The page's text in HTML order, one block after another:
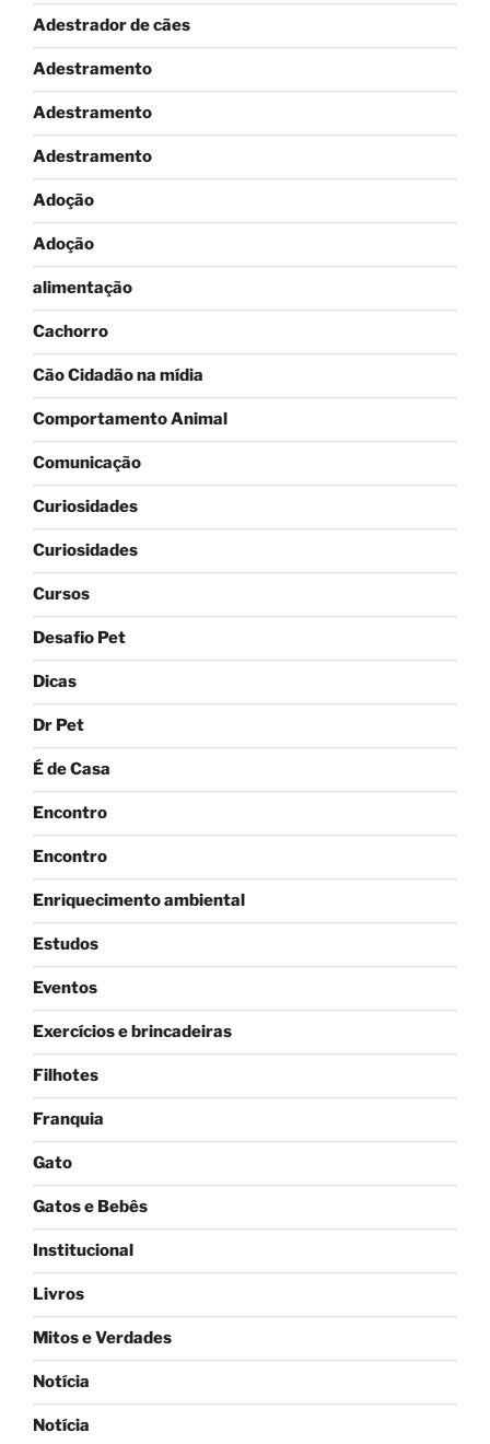
Adestrador de cães
Adestramento
Adestramento
Adestramento
Adoção
Adoção
alimentação
Cachorro
Cão Cidadão na mídia
Comportamento Animal
Comunicação
Curiosidades
Curiosidades
Cursos
Desafio Pet
Dicas
Dr Pet
É de Casa
Encontro
Encontro
Enriquecimento ambiental
Estudos
Eventos
Exercícios e brincadeiras
Filhotes
Franquia
Gato
Gatos e Bebês
Institucional
Livros
Mitos e Verdades
Notícia
Notícia